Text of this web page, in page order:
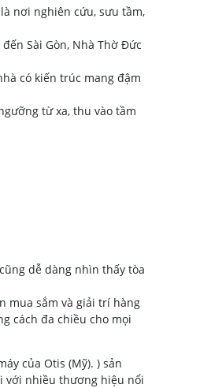
nơi nghiên cứu, sưu tầm,
Sài Gòn, Nhà Thờ Đức
có kiến trúc mang đậm
từ xa, thu vào tầm
dễ dàng nhìn thấy tòa
mua sắm và giải trí hàng
cách đa chiều cho mọi
của Otis (Mỹ). ) sản
với nhiều thương hiệu nổi